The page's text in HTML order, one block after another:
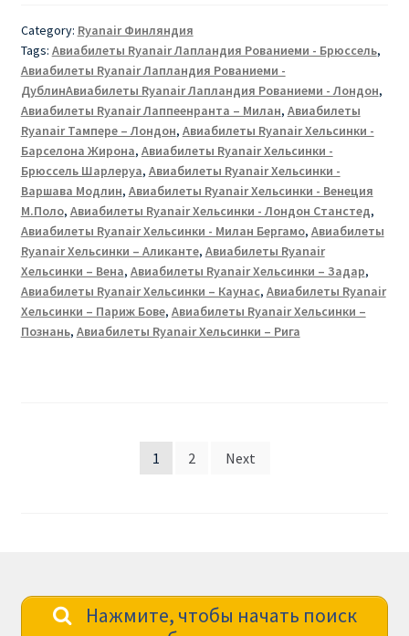
Category: Ryanair Финляндия
Tags: Авиабилеты Ryanair Лапландия Рованиеми - Брюссель,
Авиабилеты Ryanair Лапландия Рованиеми -
ДублинАвиабилеты Ryanair Лапландия Рованиеми - Лондон,
Авиабилеты Ryanair Лаппеенранта – Милан, Авиабилеты
Ryanair Тампере – Лондон, Авиабилеты Ryanair Хельсинки -
Барселона Жирона, Авиабилеты Ryanair Хельсинки -
Брюссель Шарлеруа, Авиабилеты Ryanair Хельсинки -
Варшава Модлин, Авиабилеты Ryanair Хельсинки - Венеция
М.Поло, Авиабилеты Ryanair Хельсинки - Лондон Станстед,
Авиабилеты Ryanair Хельсинки - Милан Бергамо, Авиабилеты
Ryanair Хельсинки – Аликанте, Авиабилеты Ryanair
Хельсинки – Вена, Авиабилеты Ryanair Хельсинки – Задар,
Авиабилеты Ryanair Хельсинки – Каунас, Авиабилеты Ryanair
Хельсинки – Париж Бове, Авиабилеты Ryanair Хельсинки –
Познань, Авиабилеты Ryanair Хельсинки – Рига
1 2 Next
Нажмите, чтобы начать поиск